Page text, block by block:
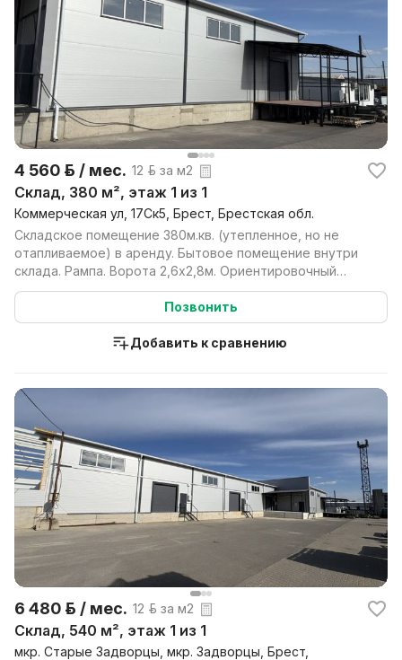
4 560 р. / мес. 12 р. за м2
Склад, 380 м², этаж 1 из 1
Коммерческая ул, 17Ск5, Брест, Брестская обл.
Складское помещение 380м.кв. (утепленное, но не
отапливаемое) в аренду. Бытовое помещение внутри
склада. Рампа. Ворота 2,6х2,8м. Ориентировочный
разме...
Позвонить
Добавить к сравнению
6 480 р. / мес. 12 р. за м2
Склад, 540 м², этаж 1 из 1
мкр. Старые Задворцы, мкр. Задворцы, Брест,